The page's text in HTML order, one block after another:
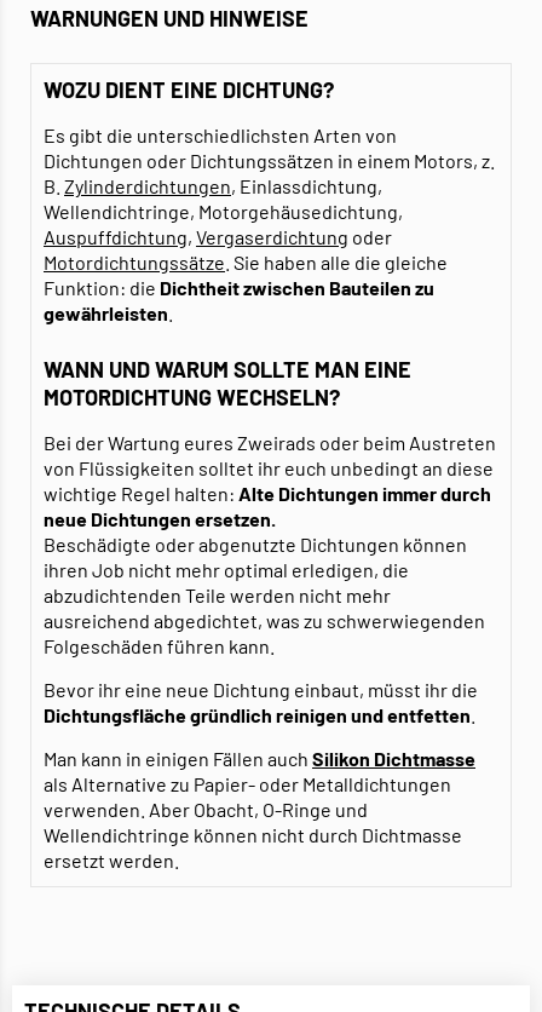
WARNUNGEN UND HINWEISE
WOZU DIENT EINE DICHTUNG?
Es gibt die unterschiedlichsten Arten von
Dichtungen oder Dichtungssätzen in einem Motors, z.
B. Zylinderdichtungen, Einlassdichtung,
Wellendichtringe, Motorgehäusedichtung,
Auspuffdichtung, Vergaserdichtung oder
Motordichtungssätze . Sie haben alle die gleiche
Funktion: die Dichtheit zwischen Bauteilen zu
gewährleisten
WANN UND WARUM SOLLTE MAN EINE
MOTORDICHTUNG WECHSELN?
Bei der Wartung eures Zweirads oder beim Austreten
von Flüssigkeiten solltet ihr euch unbedingt an diese
wichtige Regel halten: Alte Dichtungen immer durch
neue Dichtungen ersetzen.
Beschädigte oder abgenutzte Dichtungen können
ihren Job nicht mehr optimal erledigen, die
abzudichtenden Teile werden nicht mehr
ausreichend abgedichtet, was zu schwerwiegenden
Folgeschäden führen kann.
Bevor ihr eine neue Dichtung einbaut, müsst ihr die
Dichtungsfläche gründlich reinigen und entfetten
Man kann in einigen Fällen auch Silikon Dichtmasse
als Alternative zu Papier- oder Metalldichtungen
verwenden. Aber Obacht, O-Ringe und
Wellendichtringe können nicht durch Dichtmasse
ersetzt werden.